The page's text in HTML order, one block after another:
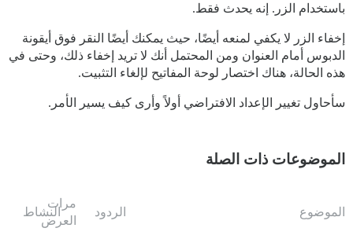
باستخدام الزر. إنه يحدث فقط.
إخفاء الزر لا يكفي لمنعه أيضًا، حيث يمكنك أيضًا النقر فوق أيقونة
الدبوس أمام العنوان ومن المحتمل أنك لا تريد إخفاء ذلك، وحتى في
هذه الحالة، هناك اختصار لوحة المفاتيح لإلغاء التثبيت.
سأحاول تغيير الإعداد الافتراضي أولاً وأرى كيف يسير الأمر.
الموضوعات ذات الصلة
الموضوع الردود
مرات
العرض
النشاط